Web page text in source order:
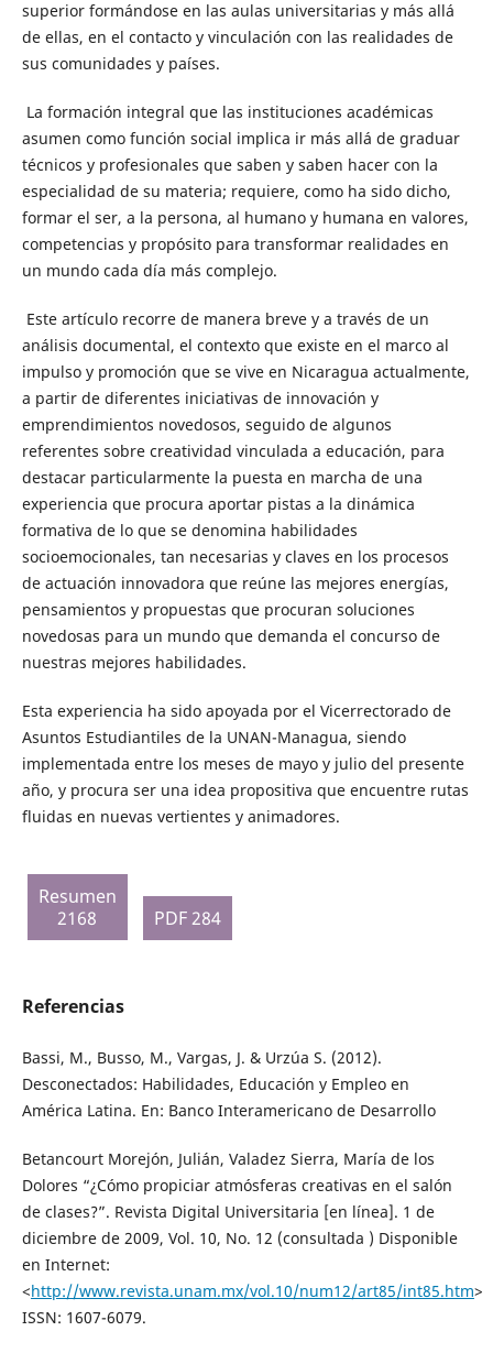
superior formándose en las aulas universitarias y más allá
de ellas, en el contacto y vinculación con las realidades de
sus comunidades y países.
La formación integral que las instituciones académicas
asumen como función social implica ir más allá de graduar
técnicos y profesionales que saben y saben hacer con la
especialidad de su materia; requiere, como ha sido dicho,
formar el ser, a la persona, al humano y humana en valores,
competencias y propósito para transformar realidades en
un mundo cada día más complejo.
Este artículo recorre de manera breve y a través de un
análisis documental, el contexto que existe en el marco al
impulso y promoción que se vive en Nicaragua actualmente,
a partir de diferentes iniciativas de innovación y
emprendimientos novedosos, seguido de algunos
referentes sobre creatividad vinculada a educación, para
destacar particularmente la puesta en marcha de una
experiencia que procura aportar pistas a la dinámica
formativa de lo que se denomina habilidades
socioemocionales, tan necesarias y claves en los procesos
de actuación innovadora que reúne las mejores energías,
pensamientos y propuestas que procuran soluciones
novedosas para un mundo que demanda el concurso de
nuestras mejores habilidades.
Esta experiencia ha sido apoyada por el Vicerrectorado de
Asuntos Estudiantiles de la UNAN-Managua, siendo
implementada entre los meses de mayo y julio del presente
año, y procura ser una idea propositiva que encuentre rutas
fluidas en nuevas vertientes y animadores.
Resumen
2168
PDF 284
Referencias
Bassi, M., Busso, M., Vargas, J. & Urzúa S. (2012).
Desconectados: Habilidades, Educación y Empleo en
América Latina. En: Banco Interamericano de Desarrollo
Betancourt Morejón, Julián, Valadez Sierra, María de los
Dolores “¿Cómo propiciar atmósferas creativas en el salón
de clases?”. Revista Digital Universitaria [en línea]. 1 de
diciembre de 2009, Vol. 10, No. 12 (consultada ) Disponible
en Internet:
<http://www.revista.unam.mx/vol.10/num12/art85/int85.htm>
ISSN: 1607-6079.